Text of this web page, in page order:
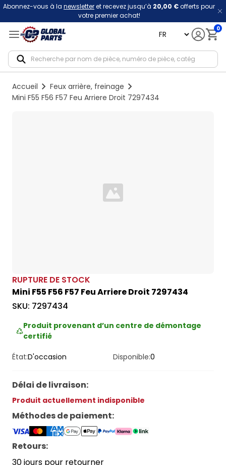
Abonnez-vous à la newsletteret recevez jusqu’à 20,00 €offerts pour
votre premier achat!
language 0
Accueil
Feux arrière, freinage
Mini F55 F56 F57 Feu Arriere Droit 7297434
Loading...
RUPTURE DE STOCK
Mini F55 F56 F57 Feu Arriere Droit 7297434
SKU: 7297434
Produit provenant d’un centre de démontage
certifié
État:D'occasion Disponible:0
Délai de livraison:
Produit actuellement indisponible
Méthodes de paiement:
Retours:
30 jours pour retourner